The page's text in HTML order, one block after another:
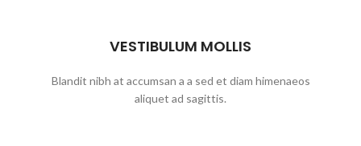
VESTIBULUM MOLLIS
Blandit nibh at accumsan a a sed et diam himenaeos
aliquet ad sagittis.